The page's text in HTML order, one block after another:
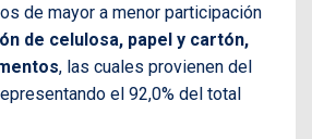
de mayor a menor participación
de celulosa, papel y cartón,
, las cuales provienen del
el 92,0% del total